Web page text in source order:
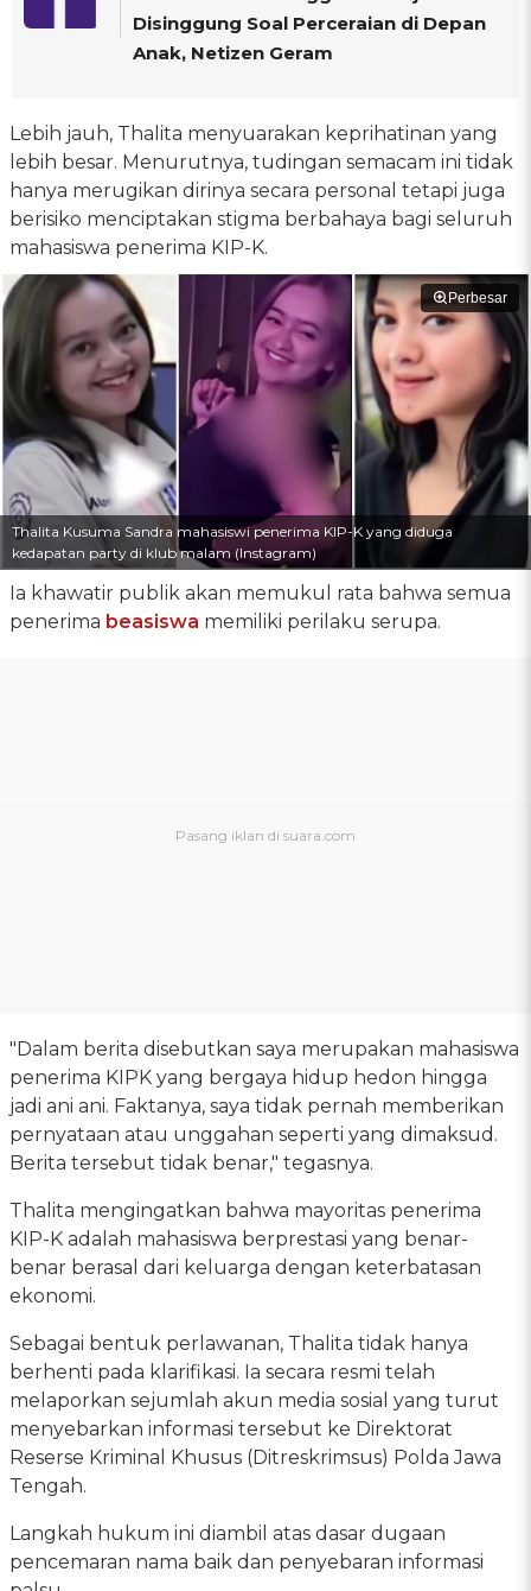
Disinggung Soal Perceraian di Depan
Anak, Netizen Geram
Lebih jauh, Thalita menyuarakan keprihatinan yang
lebih besar. Menurutnya, tudingan semacam ini tidak
hanya merugikan dirinya secara personal tetapi juga
berisiko menciptakan stigma berbahaya bagi seluruh
mahasiswa penerima KIP-K.
Perbesar
Thalita Kusuma Sandra mahasiswi penerima KIP-K yang diduga
kedapatan party di klub malam (Instagram)
Ia khawatir publik akan memukul rata bahwa semua
penerima beasiswa memiliki perilaku serupa.
"Dalam berita disebutkan saya merupakan mahasiswa
penerima KIPK yang bergaya hidup hedon hingga
jadi ani ani. Faktanya, saya tidak pernah memberikan
pernyataan atau unggahan seperti yang dimaksud.
Berita tersebut tidak benar," tegasnya.
Thalita mengingatkan bahwa mayoritas penerima
KIP-K adalah mahasiswa berprestasi yang benar-
benar berasal dari keluarga dengan keterbatasan
ekonomi.
Sebagai bentuk perlawanan, Thalita tidak hanya
berhenti pada klarifikasi. Ia secara resmi telah
melaporkan sejumlah akun media sosial yang turut
menyebarkan informasi tersebut ke Direktorat
Reserse Kriminal Khusus (Ditreskrimsus) Polda Jawa
Tengah.
Langkah hukum ini diambil atas dasar dugaan
pencemaran nama baik dan penyebaran informasi